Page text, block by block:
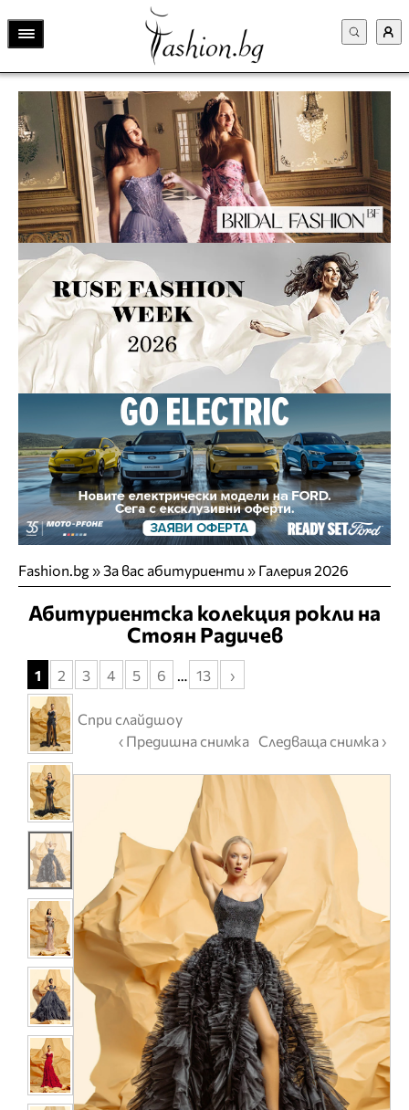
Fashion.bg»За вас абитуриенти » Галерия 2026
Абитуриентска колекция рокли на
Стоян Радичев
Спри слайдшоу
‹ Предишна снимка Следваща снимка ›
1 2 3 4 5 6 … 13 ›